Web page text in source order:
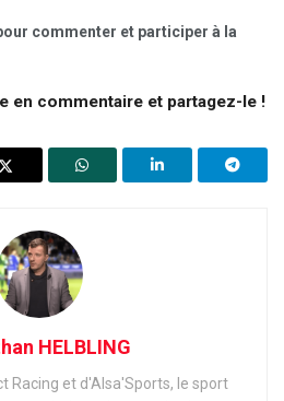
commenter et participer à la
en commentaire et partagez-le !
HELBLING
Racing et d'Alsa'Sports, le sport